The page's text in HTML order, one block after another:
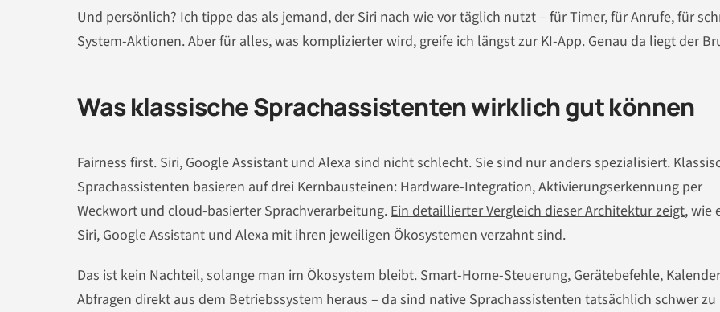
Und persönlich? Ich tippe das als jemand, der Siri nach wie vor täglich nutzt – für Timer, für Anrufe, für
System-Aktionen. Aber für alles, was komplizierter wird, greife ich längst zur KI-App. Genau da liegt der
Was klassische Sprachassistenten wirklich gut können
Fairness first. Siri, Google Assistant und Alexa sind nicht schlecht. Sie sind nur anders spezialisiert.
Sprachassistenten basieren auf drei Kernbausteinen: Hardware-Integration, Aktivierungserkennung per
Weckwort und cloud-basierter Sprachverarbeitung.Ein detaillierter Vergleich dieser Architektur zeigt, wie
Siri, Google Assistant und Alexa mit ihren jeweiligen Ökosystemen verzahnt sind.
Das ist kein Nachteil, solange man im Ökosystem bleibt. Smart-Home-Steuerung, Gerätebefehle,
Abfragen direkt aus dem Betriebssystem heraus – da sind native Sprachassistenten tatsächlich schwer zu